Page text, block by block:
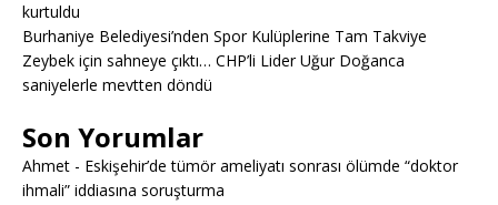
kurtuldu
Burhaniye Belediyesi’nden Spor Kulüplerine Tam Takviye
Zeybek için sahneye çıktı… CHP’li Lider Uğur Doğanca
saniyelerle mevtten döndü
Son Yorumlar
Ahmet - Eskişehir’de tümör ameliyatı sonrası ölümde “doktor
ihmali” iddiasına soruşturma